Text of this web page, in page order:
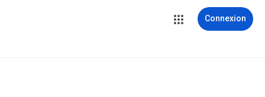
Connexion